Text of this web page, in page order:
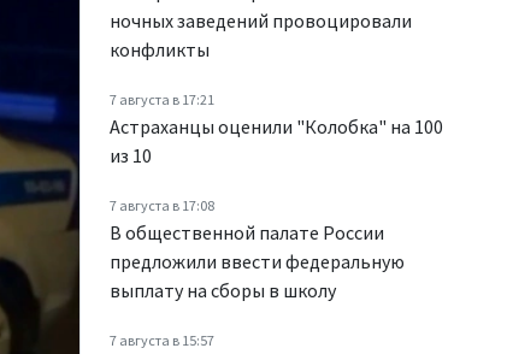
ночных заведений провоцировали
конфликты
7 августа в 17:21
Астраханцы оценили "Колобка" на 100
из 10
7 августа в 17:08
В общественной палате России
предложили ввести федеральную
выплату на сборы в школу
7 августа в 15:57